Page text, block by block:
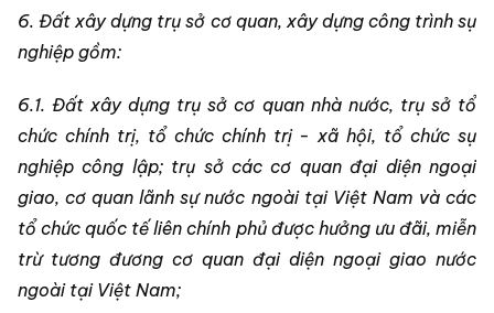
6. Đất xây dựng trụ sở cơ quan, xây dựng công trình sự
nghiệp gồm:
6.1. Đất xây dựng trụ sở cơ quan nhà nước, trụ sở tổ
chức chính trị, tổ chức chính trị - xã hội, tổ chức sự
nghiệp công lập; trụ sở các cơ quan đại diện ngoại
giao, cơ quan lãnh sự nước ngoài tại Việt Nam và các
tổ chức quốc tế liên chính phủ được hưởng ưu đãi, miễn
trừ tương đương cơ quan đại diện ngoại giao nước
ngoài tại Việt Nam;